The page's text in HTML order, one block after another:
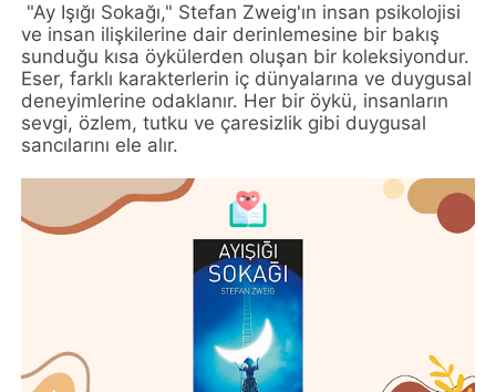
"Ay Işığı Sokağı," Stefan Zweig'ın insan psikolojisi
ve insan ilişkilerine dair derinlemesine bir bakış
sunduğu kısa öykülerden oluşan bir koleksiyondur.
Eser, farklı karakterlerin iç dünyalarına ve duygusal
deneyimlerine odaklanır. Her bir öykü, insanların
sevgi, özlem, tutku ve çaresizlik gibi duygusal
sancılarını ele alır.